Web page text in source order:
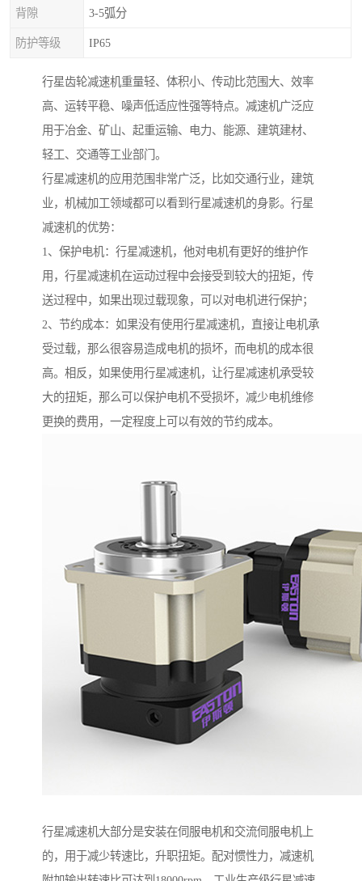
背隙 3-5弧分
防护等级 IP65
行星齿轮减速机重量轻、体积小、传动比范围大、效率
高、运转平稳、噪声低适应性强等特点。减速机广泛应
用于冶金、矿山、起重运输、电力、能源、建筑建材、
轻工、交通等工业部门。
行星减速机的应用范围非常广泛，比如交通行业，建筑
业，机械加工领域都可以看到行星减速机的身影。行星
减速机的优势：
1、保护电机：行星减速机，他对电机有更好的维护作
用，行星减速机在运动过程中会接受到较大的扭矩，传
送过程中，如果出现过载现象，可以对电机进行保护；
2、节约成本：如果没有使用行星减速机，直接让电机承
受过载，那么很容易造成电机的损坏，而电机的成本很
高。相反，如果使用行星减速机，让行星减速机承受较
大的扭矩，那么可以保护电机不受损坏，减少电机维修
更换的费用，一定程度上可以有效的节约成本。
行星减速机大部分是安装在伺服电机和交流伺服电机上
的，用于减少转速比，升职扭矩。配对惯性力，减速机